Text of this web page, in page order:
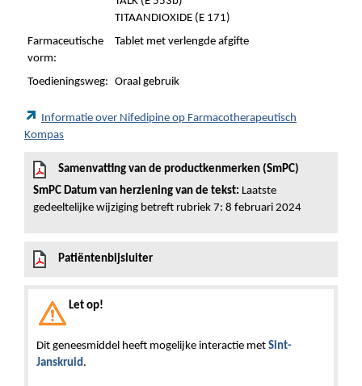
TITAANDIOXIDE (E 171)
Farmaceutische
vorm:
Tablet met verlengde afgifte
Toedieningsweg: Oraal gebruik
Informatie over Nifedipine op Farmacotherapeutisch
Kompas
Samenvatting van de productkenmerken (SmPC)
SmPC Datum van herziening van de tekst: Laatste
gedeeltelijke wijziging betreft rubriek 7: 8 februari 2024
Patiëntenbijsluiter
Let op!
Dit geneesmiddel heeft mogelijke interactie met Sint-
Janskruid.